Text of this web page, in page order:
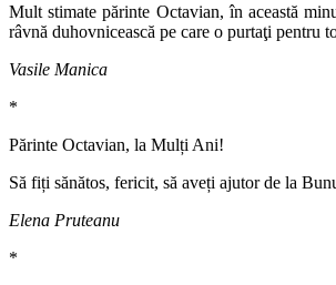
Mult stimate părinte Octavian, în această
râvnă duhovnicească pe care o purtaţi
Vasile Manica
*
Părinte Octavian, la Mulți Ani!
Să fiți sănătos, fericit, să aveți ajutor de la
Elena Pruteanu
*